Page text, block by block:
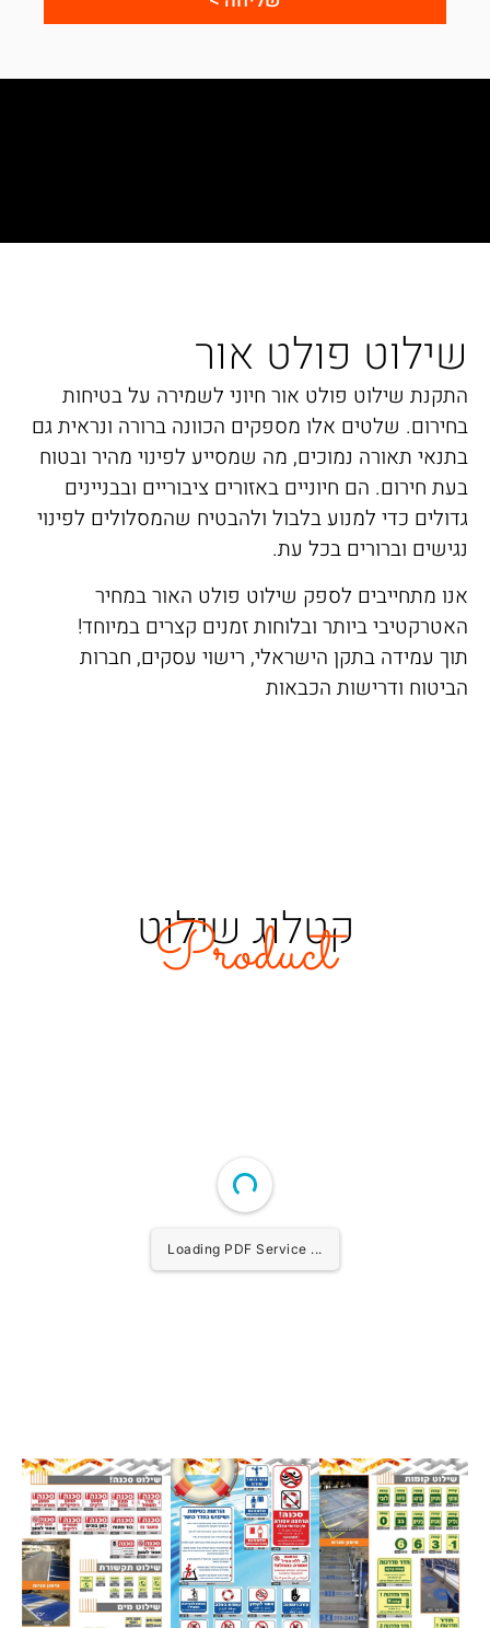
שילוט פולט אור
התקנת שילוט פולט אור חיוני לשמירה על בטיחות
בחירום. שלטים אלו מספקים הכוונה ברורה ונראית גם
בתנאי תאורה נמוכים, מה שמסייע לפינוי מהיר ובטוח
בעת חירום. הם חיוניים באזורים ציבוריים ובבניינים
גדולים כדי למנוע בלבול ולהבטיח שהמסלולים לפינוי
נגישים וברורים בכל עת.
אנו מתחייבים לספק שילוט פולט האור במחיר
האטרקטיבי ביותר ובלוחות זמנים קצרים במיוחד!
תוך עמידה בתקן הישראלי, רישוי עסקים, חברות
הביטוח ודרישות הכבאות
קטלוג שילוט
Product
Loading PDF Service ...